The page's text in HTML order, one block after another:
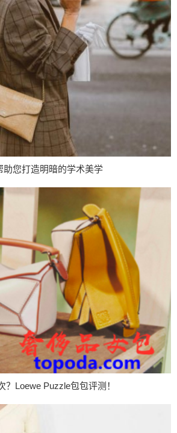
助您打造明暗的学术美学
Loewe Puzzle包包评测！